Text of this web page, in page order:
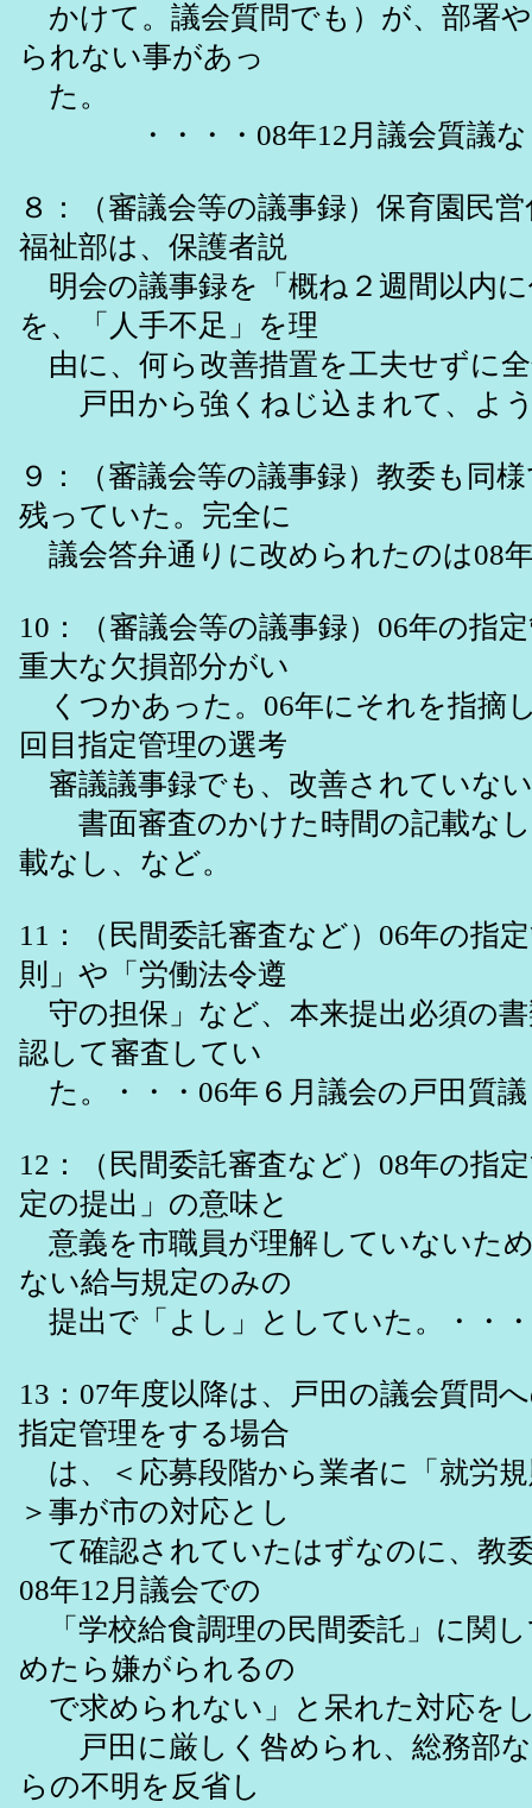
かけて。議会質問でも）が、部署
られない事があっ
た。
・・・・08年12月議会質議な
８：（審議会等の議事録）保育園民
福祉部は、保護者説
明会の議事録を「概ね２週間以内
を、「人手不足」を理
由に、何ら改善措置を工夫せずに
戸田から強くねじ込まれて、よう
９：（審議会等の議事録）教委も同
残っていた。完全に
議会答弁通りに改められたのは08
10：（審議会等の議事録）06年の指
重大な欠損部分がい
くつかあった。06年にそれを指摘
回目指定管理の選考
審議議事録でも、改善されていな
書面審査のかけた時間の記載なし
載なし、など。
11：（民間委託審査など）06年の指
則」や「労働法令遵
守の担保」など、本来提出必須の
認して審査してい
た。・・・06年６月議会の戸田質
12：（民間委託審査など）08年の指
定の提出」の意味と
意義を市職員が理解していないた
ない給与規定のみの
提出で「よし」としていた。・・
13：07年度以降は、戸田の議会質問
指定管理をする場合
は、＜応募段階から業者に「就労
＞事が市の対応とし
て確認されていたはずなのに、教
08年12月議会での
「学校給食調理の民間委託」に関
めたら嫌がられるの
で求められない」と呆れた対応を
戸田に厳しく咎められ、総務部な
らの不明を反省し